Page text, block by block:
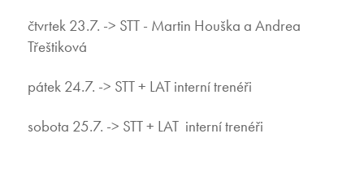
čtvrtek 23.7. -> STT - Martin Houška a Andrea
Třeštiková
pátek 24.7. -> STT + LAT interní trenéři
sobota 25.7. -> STT + LAT interní trenéři